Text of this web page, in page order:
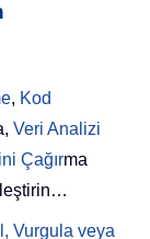
, Kod
Veri Analizi
Çağırma
Vurgula veya